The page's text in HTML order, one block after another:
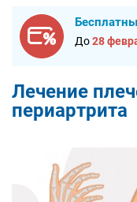
До28
Лечение
периартрита